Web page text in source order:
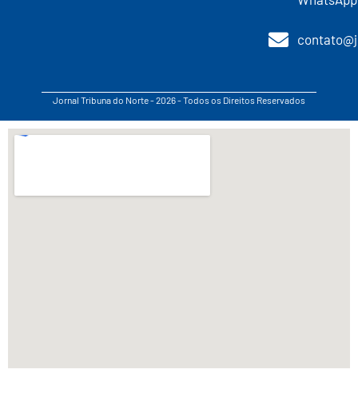
Jornal Tribuna do Norte - 2026 - Todos os Direitos Reservados